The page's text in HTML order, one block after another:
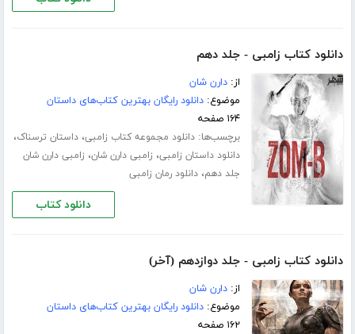
دانلود کتاب زامبی - جلد دهم
از:دارن شان
موضوع:دانلود رایگان بهترین کتاب‌های داستان
۱۶۴ صفحه
برچسب‌ها:دانلود مجموعه کتاب زامبی،داستان ترسناک،
دانلود داستان زامبی، زامبی دارن شان، زامبی دارن شان
جلد دهم،دانلود رمان زامبی
دانلود کتاب
دانلود کتاب زامبی - جلد دوازدهم (آخر)
از:دارن شان
موضوع:دانلود رایگان بهترین کتاب‌های داستان
۱۶۲ صفحه